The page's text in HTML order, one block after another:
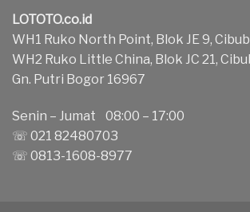
LOTOTO.co.id
WH1 Ruko North Point, Blok JE 9,
WH2 Ruko Little China, Blok JC 21,
Gn. Putri Bogor 16967
Senin – Jumat 08:00 – 17:00
☏ 021 82480703
☏ 0813-1608-8977